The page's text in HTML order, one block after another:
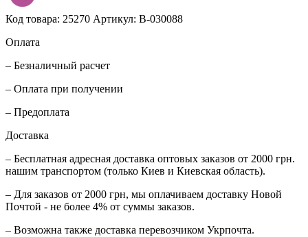
Код товара: 25270 Артикул: B-030088
Оплата
– Безналичный расчет
– Оплата при получении
– Предоплата
Доставка
– Бесплатная адресная доставка оптовых заказов от 2000 грн.
нашим транспортом (только Киев и Киевская область).
– Для заказов от 2000 грн, мы оплачиваем доставку Новой
Почтой - не более 4% от суммы заказов.
– Возможна также доставка перевозчиком Укрпочта.